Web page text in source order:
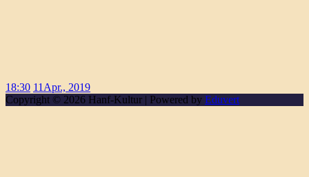
18:30 11 Apr., 2019
Copyright © 2026 Hanf-Kultur | Powered by Eduvert